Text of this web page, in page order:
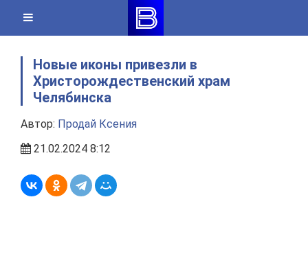
content
Новые иконы привезли в
Христорождественский храм
Челябинска
Автор: Продай Ксения
21.02.2024 8:12